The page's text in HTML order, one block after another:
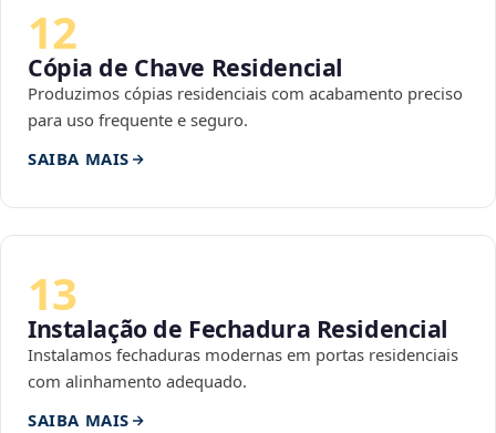
12
Cópia de Chave Residencial
Produzimos cópias residenciais com acabamento preciso
para uso frequente e seguro.
SAIBA MAIS
13
Instalação de Fechadura Residencial
Instalamos fechaduras modernas em portas residenciais
com alinhamento adequado.
SAIBA MAIS